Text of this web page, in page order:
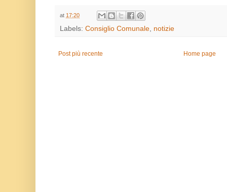
at 17:20
Labels: Consiglio Comunale notizie
Post più recente Home page